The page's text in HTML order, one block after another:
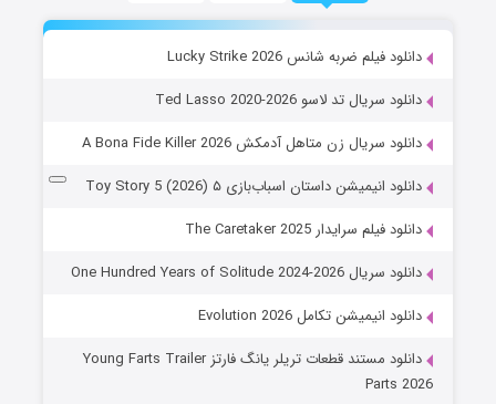
دانلود فیلم ضربه شانس Lucky Strike 2026
دانلود سریال تد لاسو Ted Lasso 2020-2026
دانلود سریال زن متاهل آدمکش A Bona Fide Killer 2026
دانلود انیمیشن داستان اسباب‌بازی ۵ Toy Story 5 (2026)
دانلود فیلم سرایدار The Caretaker 2025
دانلود سریال One Hundred Years of Solitude 2024-2026
دانلود انیمیشن تکامل Evolution 2026
دانلود مستند قطعات تریلر یانگ فارتز Young Farts Trailer
Parts 2026